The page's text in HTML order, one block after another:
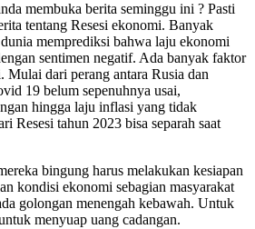
membuka berita seminggu ini ? Pasti
tentang Resesi ekonomi. Banyak
memprediksi bahwa laju ekonomi
sentimen negatif. Ada banyak faktor
Mulai dari perang antara Rusia dan
19 belum sepenuhnya usai,
hingga laju inflasi yang tidak
Resesi tahun 2023 bisa separah saat
bingung harus melakukan kesiapan
kondisi ekonomi sebagian masyarakat
golongan menengah kebawah. Untuk
menyuap uang cadangan.